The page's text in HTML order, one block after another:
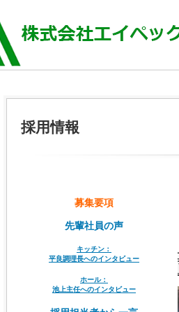
採用情報
募集要項
先輩社員の声
キッチン：
平良調理長へのインタビュー
ホール：
池上主任へのインタビュー